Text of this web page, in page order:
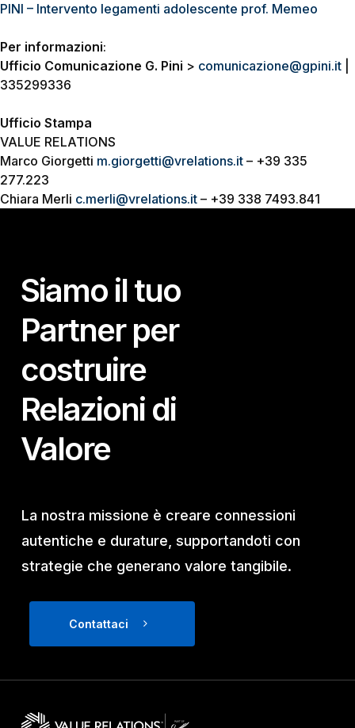
PINI – Intervento legamenti adolescente prof. Memeo
Per informazioni:
Ufficio Comunicazione G. Pini > comunicazione@gpini.it
335299336
Ufficio Stampa
VALUE RELATIONS
Marco Giorgetti m.giorgetti@vrelations.it – +39 335
277.223
Chiara Merli c.merli@vrelations.it – +39 338 7493.841
Siamo il tuo
Partner per
costruire
Relazioni di
Valore
La nostra missione è creare connessioni
autentiche e durature, supportandoti con
strategie che generano valore tangibile.
Contattaci